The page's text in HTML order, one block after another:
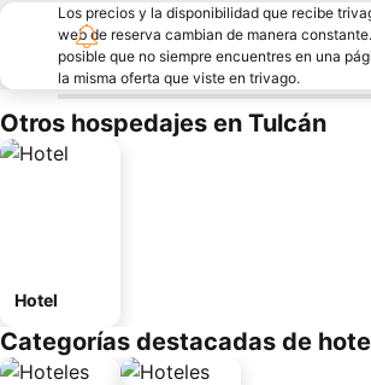
Los precios y la disponibilidad que recibe
web de reserva cambian de manera
posible que no siempre encuentres en una
la misma oferta que viste en trivago.
Otros hospedajes en Tulcán
Hotel
Categorías destacadas de